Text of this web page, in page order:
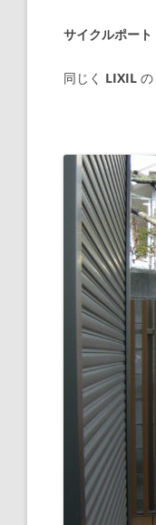
サイクルポート
同じく LIXIL の